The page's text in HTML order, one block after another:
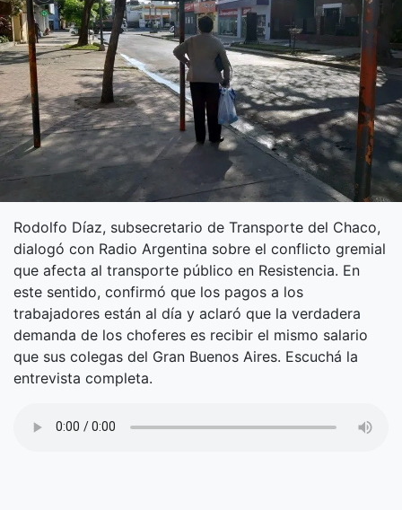
Rodolfo Díaz, subsecretario de Transporte del Chaco,
dialogó con Radio Argentina sobre el conflicto gremial
que afecta al transporte público en Resistencia. En
este sentido, confirmó que los pagos a los
trabajadores están al día y aclaró que la verdadera
demanda de los choferes es recibir el mismo salario
que sus colegas del Gran Buenos Aires. Escuchá la
entrevista completa.